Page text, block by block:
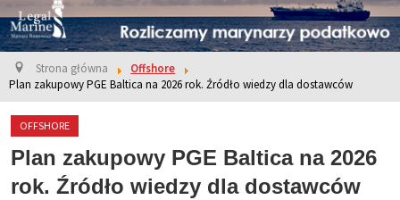
Strona główna
Offshore
Plan zakupowy PGE Baltica na 2026 rok. Źródło wiedzy dla dostawców
OFFSHORE
Plan zakupowy PGE Baltica na 2026
rok. Źródło wiedzy dla dostawców